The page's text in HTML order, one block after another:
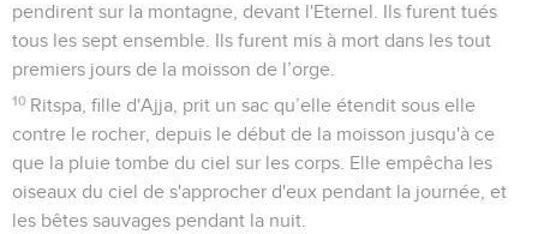
pendirent sur la montagne, devant l'Eternel. Ils furent tués
tous les sept ensemble. Ils furent mis à mort dans les tout
premiers jours de la moisson de l’orge.
10 Ritspa, fille d'Ajja, prit un sac qu’elle étendit sous elle
contre le rocher, depuis le début de la moisson jusqu'à ce
que la pluie tombe du ciel sur les corps. Elle empêcha les
oiseaux du ciel de s'approcher d'eux pendant la journée, et
les bêtes sauvages pendant la nuit.